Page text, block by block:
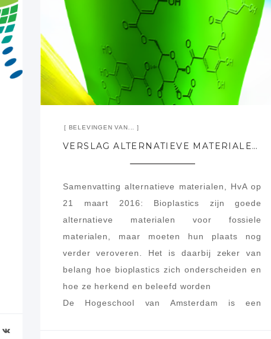
BELEVINGEN VAN...
VERSLAG ALTERNATIEVE MATERIALEN (2016-03-21)
Samenvatting alternatieve materialen, HvA op
21 maart 2016: Bioplastics zijn goede
alternatieve materialen voor fossiele
materialen, maar moeten hun plaats nog
verder veroveren. Het is daarbij zeker van
belang hoe bioplastics zich onderscheiden en
hoe ze herkend en beleefd worden
De Hogeschool van Amsterdam is een